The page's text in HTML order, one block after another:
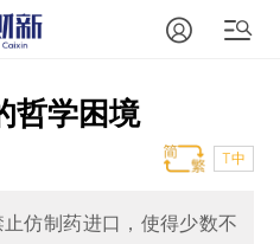
哲学困境
T中
仿制药进口，使得少数不